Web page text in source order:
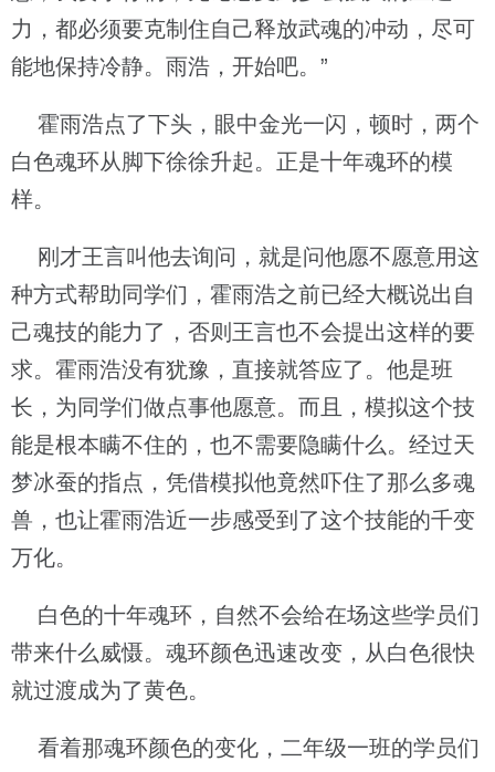
力，都必须要克制住自己释放武魂的冲动，尽可
能地保持冷静。雨浩，开始吧。”
霍雨浩点了下头，眼中金光一闪，顿时，两个
白色魂环从脚下徐徐升起。正是十年魂环的模
样。
刚才王言叫他去询问，就是问他愿不愿意用这
种方式帮助同学们，霍雨浩之前已经大概说出自
己魂技的能力了，否则王言也不会提出这样的要
求。霍雨浩没有犹豫，直接就答应了。他是班
长，为同学们做点事他愿意。而且，模拟这个技
能是根本瞒不住的，也不需要隐瞒什么。经过天
梦冰蚕的指点，凭借模拟他竟然吓住了那么多魂
兽，也让霍雨浩近一步感受到了这个技能的千变
万化。
白色的十年魂环，自然不会给在场这些学员们
带来什么威慑。魂环颜色迅速改变，从白色很快
就过渡成为了黄色。
看着那魂环颜色的变化，二年级一班的学员们